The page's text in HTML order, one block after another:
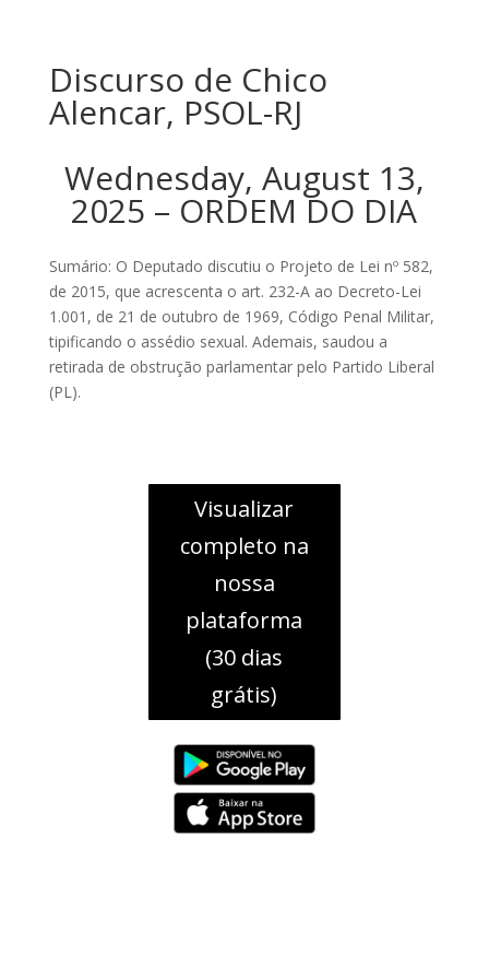
Discurso de Chico
Alencar, PSOL-RJ
Wednesday, August 13,
2025 – ORDEM DO DIA
Sumário: O Deputado discutiu o Projeto de Lei nº 582,
de 2015, que acrescenta o art. 232-A ao Decreto-Lei
1.001, de 21 de outubro de 1969, Código Penal Militar,
tipificando o assédio sexual. Ademais, saudou a
retirada de obstrução parlamentar pelo Partido Liberal
(PL).
Visualizar
completo na
nossa
plataforma
(30 dias
grátis)